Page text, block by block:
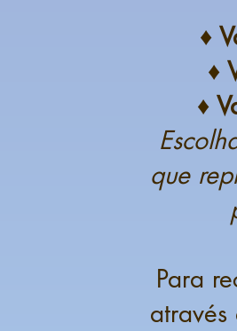
♦
♦
♦
que
Para